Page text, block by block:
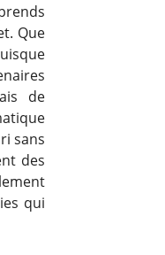
Que
de
sans
des
qui